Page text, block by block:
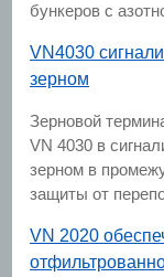
бункеров с
VN4030
зерном
Зерновой
VN 4030 в
зерном в
защиты от
VN 2020